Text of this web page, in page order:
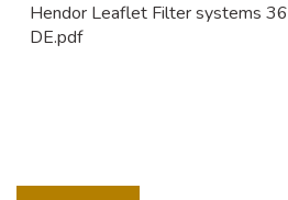
Hendor Leaflet Filter systems 36
DE.pdf